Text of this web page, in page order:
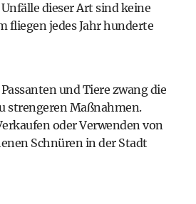
dieser Art sind keine
fliegen jedes Jahr hunderte
und Tiere zwang die
strengeren Maßnahmen.
oder Verwenden von
Schnüren in der Stadt